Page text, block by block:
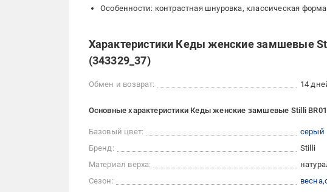
Особенности: контрастная шнуровка, классическая
Характеристики Кеды женские замшевые
(343329_37)
Обмен и возврат: 14
Основные характеристики Кеды женские замшевые Stilli
Базовый цвет:
серый
Бренд:
Stilli
Материал верха:
Сезон:
весна